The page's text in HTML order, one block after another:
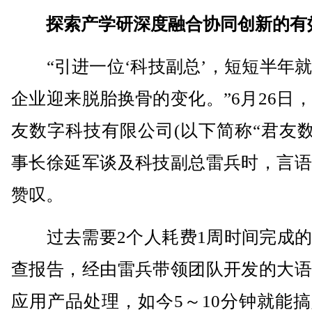
探索产学研深度融合协同创新的有
“引进一位‘科技副总’，短短半年
企业迎来脱胎换骨的变化。”6月26日
友数字科技有限公司(以下简称“君友
事长徐延军谈及科技副总雷兵时，言
赞叹。
过去需要2个人耗费1周时间完成
查报告，经由雷兵带领团队开发的大
应用产品处理，如今5～10分钟就能